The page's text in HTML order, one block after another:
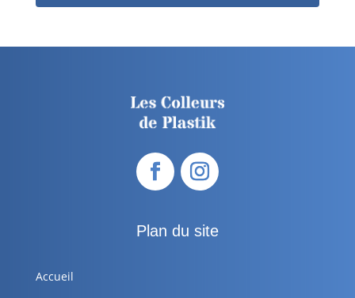
Plan du site
Accueil